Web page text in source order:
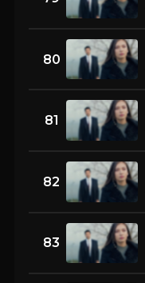
80
81
82
83